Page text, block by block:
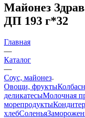
Майонез
ДП 193 г*32
Главная
—
Каталог
—
Соус, майонез
Овощи, фрукты
деликатесыМолочная
морепродукты
хлебСоленья